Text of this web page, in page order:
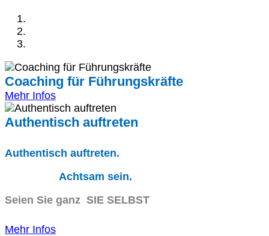
Coaching für Führungskräfte
Mehr Infos
Authentisch auftreten
Authentisch auftreten.
Achtsam sein.
Seien Sie ganz SIE SELBST
Mehr Infos